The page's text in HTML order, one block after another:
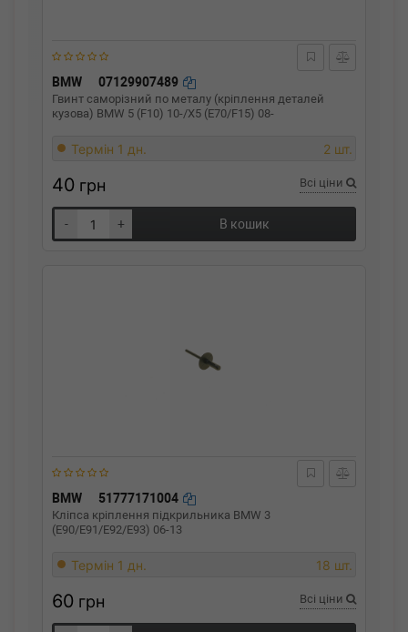
BMW 07129907489
Гвинт саморізний по металу (кріплення деталей
кузова) BMW 5 (F10) 10-/X5 (E70/F15) 08-
Термін 1 дн. 2 шт.
40 грн Всі ціни
- + В кошик
BMW 51777171004
Кліпса кріплення підкрильника BMW 3
(E90/E91/E92/E93) 06-13
Термін 1 дн. 18 шт.
60 грн Всі ціни